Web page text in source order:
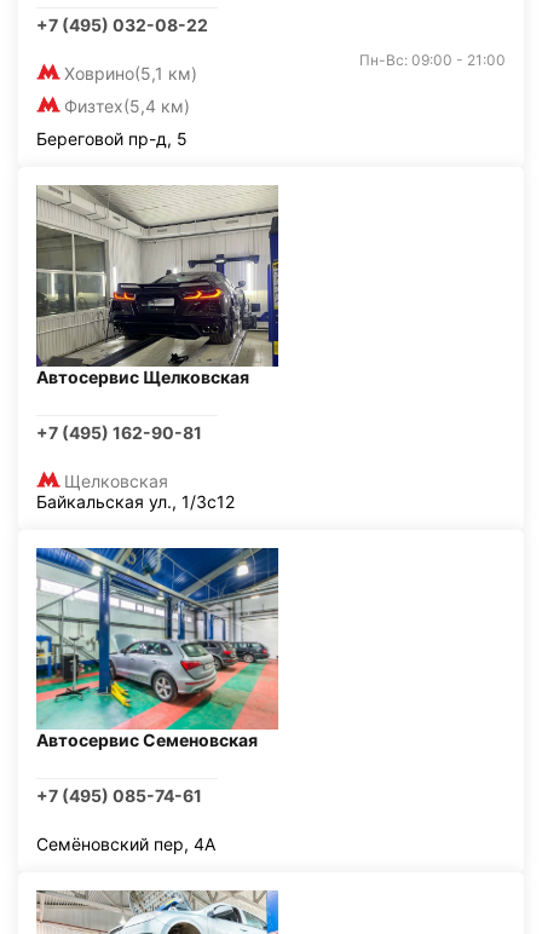
+7 (495) 032-08-22
Ховрино(5,1 км)
Физтех(5,4 км)
Пн-Вс: 09:00 - 21:00
Береговой пр-д, 5
Автосервис Щелковская
+7 (495) 162-90-81
Щелковская
Байкальская ул., 1/3с12
Автосервис Семеновская
+7 (495) 085-74-61
Семёновский пер, 4А